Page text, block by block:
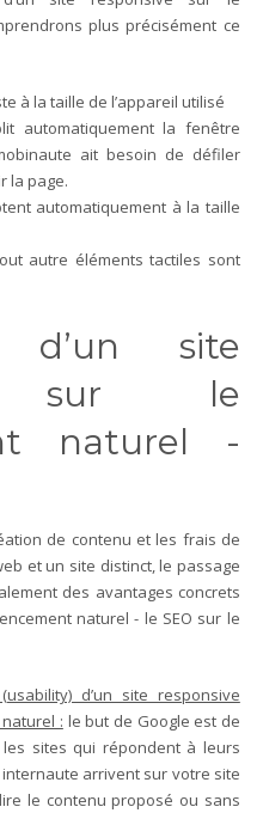
plus précisément ce
à la taille de l’appareil utilisé
automatiquement la fenêtre
ait besoin de défiler
la page.
automatiquement à la taille
autre éléments tactiles sont
site
sur le
naturel -
de contenu et les frais de
et un site distinct, le passage
des avantages concrets
naturel - le SEO sur le
d’un site responsive
: le but de Google est de
sites qui répondent à leurs
internaute arrivent sur votre site
le contenu proposé ou sans